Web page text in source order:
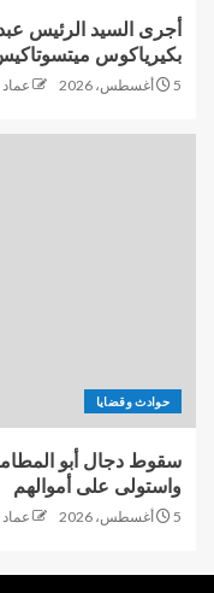
أجرى السيد الرئيس عبد
بكيرياكوس
5 أغسطس، 2026 عماد
حوادث وقضايا
سقوط دجال أبو
واستولى على أموالهم
5 أغسطس، 2026 عماد